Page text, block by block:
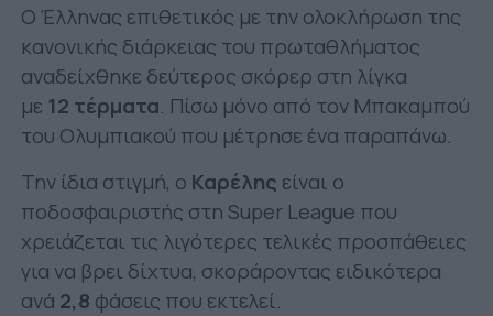
Ο Έλληνας επιθετικός με την ολοκλήρωση της
κανονικής διάρκειας του πρωταθλήματος
αναδείχθηκε δεύτερος σκόρερ στη λίγκα
με 12 τέρματα. Πίσω μόνο από τον Μπακαμπού
του Ολυμπιακού που μέτρησε ένα παραπάνω.
Την ίδια στιγμή, ο Καρέλης είναι ο
ποδοσφαιριστής στη Super League που
χρειάζεται τις λιγότερες τελικές προσπάθειες
για να βρει δίχτυα, σκοράροντας ειδικότερα
ανά 2,8 φάσεις που εκτελεί.